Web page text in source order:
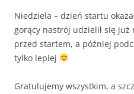
Niedziela – dzień startu
gorący nastrój udzielił się
przed startem, a później
tylko lepiej
Gratulujemy wszystkim, a